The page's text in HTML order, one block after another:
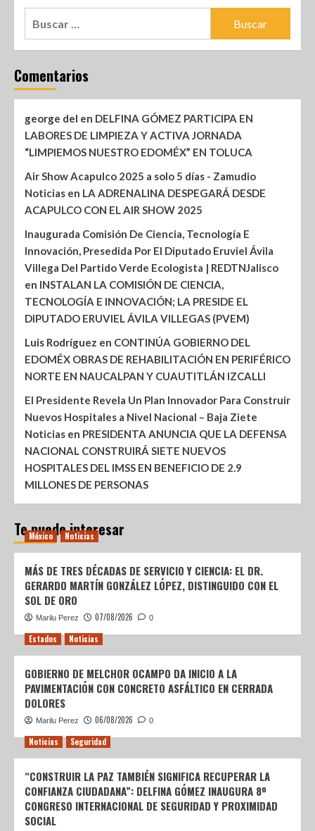
Comentarios
george del en DELFINA GÓMEZ PARTICIPA EN
LABORES DE LIMPIEZA Y ACTIVA JORNADA
“LIMPIEMOS NUESTRO EDOMÉX” EN TOLUCA
Air Show Acapulco 2025 a solo 5 días - Zamudio
Noticias en LA ADRENALINA DESPEGARÁ DESDE
ACAPULCO CON EL AIR SHOW 2025
Inaugurada Comisión De Ciencia, Tecnología E
Innovación, Presedida Por El Diputado Eruviel Ávila
Villega Del Partido Verde Ecologista | REDTNJalisco
en INSTALAN LA COMISIÓN DE CIENCIA,
TECNOLOGÍA E INNOVACIÓN; LA PRESIDE EL
DIPUTADO ERUVIEL ÁVILA VILLEGAS (PVEM)
Luis Rodríguez en CONTINÚA GOBIERNO DEL
EDOMÉX OBRAS DE REHABILITACIÓN EN PERIFÉRICO
NORTE EN NAUCALPAN Y CUAUTITLÁN IZCALLI
El Presidente Revela Un Plan Innovador Para Construir
Nuevos Hospitales a Nivel Nacional – Baja Ziete
Noticias en PRESIDENTA ANUNCIA QUE LA DEFENSA
NACIONAL CONSTRUIRÁ SIETE NUEVOS
HOSPITALES DEL IMSS EN BENEFICIO DE 2.9
MILLONES DE PERSONAS
Te puede interesar
México Noticias
MÁS DE TRES DÉCADAS DE SERVICIO Y CIENCIA: EL DR.
GERARDO MARTÍN GONZÁLEZ LÓPEZ, DISTINGUIDO CON EL
SOL DE ORO
Marilu Perez 07/08/2026 0
Estados Noticias
GOBIERNO DE MELCHOR OCAMPO DA INICIO A LA
PAVIMENTACIÓN CON CONCRETO ASFÁLTICO EN CERRADA
DOLORES
Marilu Perez 06/08/2026 0
Noticias Seguridad
“CONSTRUIR LA PAZ TAMBIÉN SIGNIFICA RECUPERAR LA
CONFIANZA CIUDADANA”: DELFINA GÓMEZ INAUGURA 8º
CONGRESO INTERNACIONAL DE SEGURIDAD Y PROXIMIDAD
SOCIAL